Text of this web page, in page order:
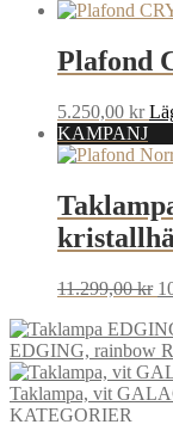
Plafond
5.250,00 kr
KAMPANJ
11.299,00kr
EDGING, rainbow
Taklampa, vit
KATEGORIER